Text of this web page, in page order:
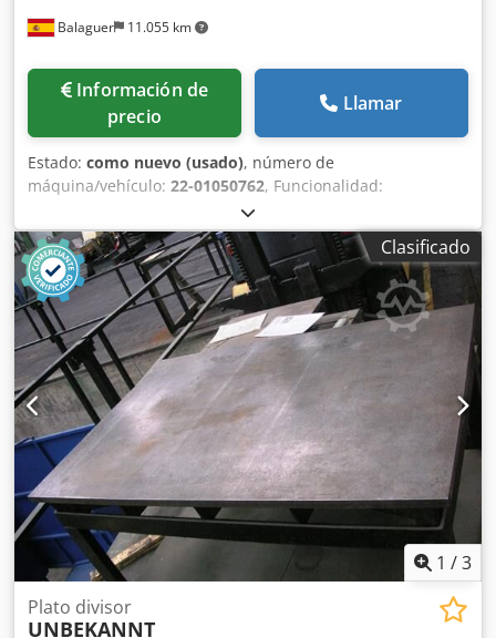
Balaguer 11.055 km
Información de
precio
Llamar
Estado: como nuevo (usado), número de
máquina/vehículo: 22-01050762, Funcionalidad:
, Plato divisor usado Marca: Meca-
Divimek Plato 3 garras de 160mm Dispone de punto. Par
de freno: 30kg Servomotor: 2000 rpm Peso: 70kg Carga
máxima admitida en horizontal: 150kg Posición vertical a
200mm: 75kg (Con contra-punto: 150kg) Servo
accionamiento usado Djdpfor Epa Iox Aqqjck Marca: Fagor
Automation Modelo: ACS-10 S/N: 22-01050762
Clasificado
1 /3
Plato divisor
UNBEKANNT